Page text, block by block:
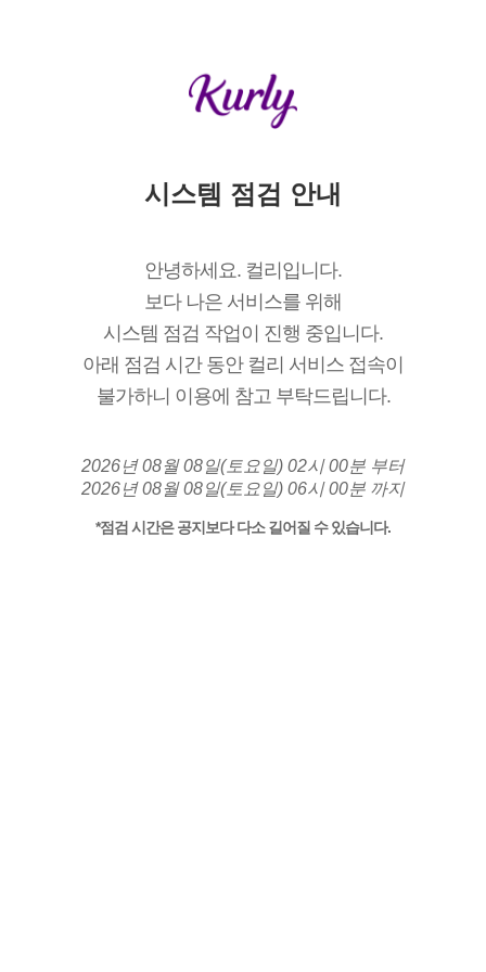
시스템 점검 안내
안녕하세요. 컬리입니다.
보다 나은 서비스를 위해
시스템 점검 작업이 진행 중입니다.
아래 점검 시간 동안 컬리 서비스 접속이
불가하니 이용에 참고 부탁드립니다.
2026년 08월 08일(토요일) 02시 00분 부터
2026년 08월 08일(토요일) 06시 00분 까지
*점검 시간은 공지보다 다소 길어질 수 있습니다.